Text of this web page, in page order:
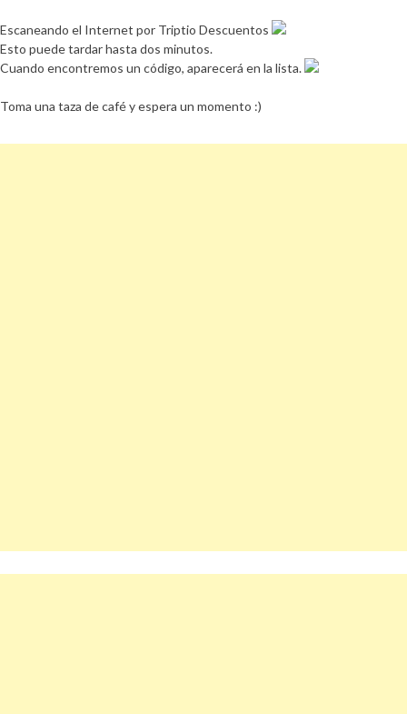
Escaneando el Internet por Triptio Descuentos
Esto puede tardar hasta dos minutos.
Cuando encontremos un código, aparecerá en la lista.
Toma una taza de café y espera un momento :)